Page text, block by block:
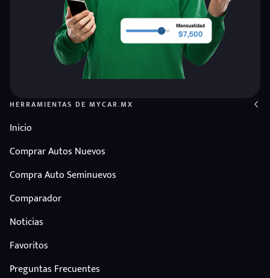
HERRAMIENTAS DE MYCAR.MX
Inicio
Comprar Autos Nuevos
Compra Auto Seminuevos
Comparador
Noticias
Favoritos
Preguntas Frecuentes